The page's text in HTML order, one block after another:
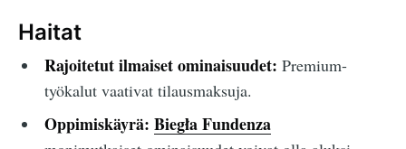
Haitat
Rajoitetut ilmaiset ominaisuudet: Premium-
työkalut vaativat tilausmaksuja.
Oppimiskäyrä: Biegła Fundenza